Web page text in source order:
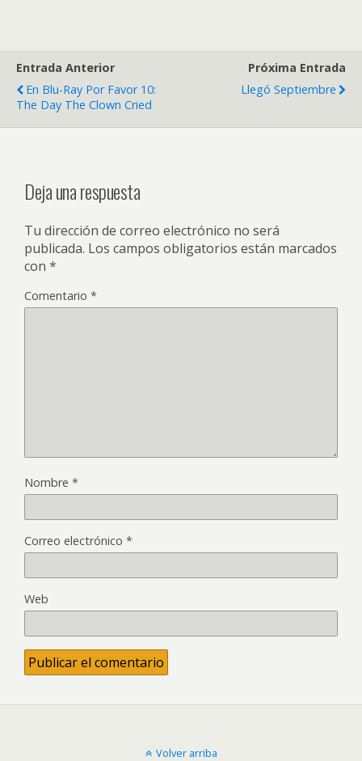
Entrada Anterior
En Blu-Ray Por Favor 10:
The Day The Clown Cried
Próxima Entrada
Llegó Septiembre
Deja una respuesta
Tu dirección de correo electrónico no será
publicada. Los campos obligatorios están marcados
con *
Comentario *
Nombre *
Correo electrónico *
Web
Volver arriba